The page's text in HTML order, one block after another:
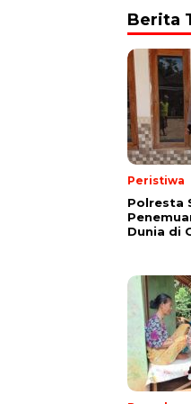
Berita
Peristiwa
Polresta
Dunia di